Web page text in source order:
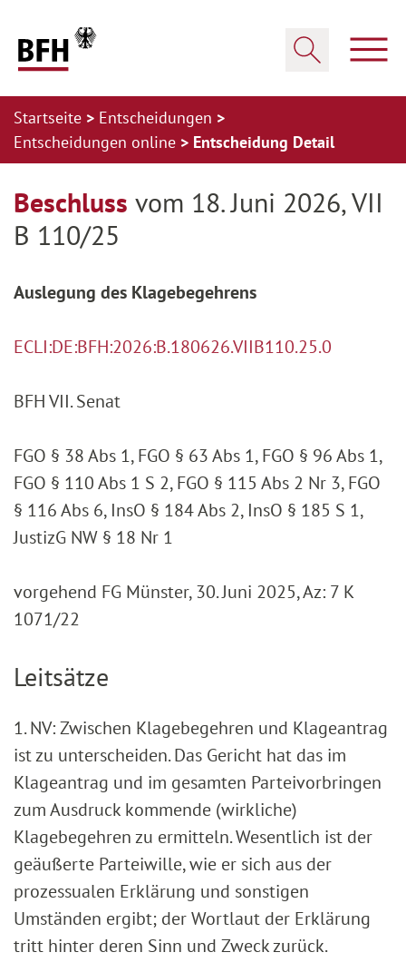
Startseite
Entscheidungen
Entscheidungen online
Entscheidung Detail
Beschluss vom 18. Juni 2026, VII
B 110/25
Auslegung des Klagebegehrens
ECLI:DE:BFH:2026:B.180626.VIIB110.25.0
BFH VII. Senat
FGO § 38 Abs 1, FGO § 63 Abs 1, FGO § 96 Abs 1,
FGO § 110 Abs 1 S 2, FGO § 115 Abs 2 Nr 3, FGO
§ 116 Abs 6, InsO § 184 Abs 2, InsO § 185 S 1,
JustizG NW § 18 Nr 1
vorgehend FG Münster, 30. Juni 2025, Az: 7 K
1071/22
Leitsätze
1. NV: Zwischen Klagebegehren und Klageantrag
ist zu unterscheiden. Das Gericht hat das im
Klageantrag und im gesamten Parteivorbringen
zum Ausdruck kommende (wirkliche)
Klagebegehren zu ermitteln. Wesentlich ist der
geäußerte Parteiwille, wie er sich aus der
prozessualen Erklärung und sonstigen
Umständen ergibt; der Wortlaut der Erklärung
tritt hinter deren Sinn und Zweck zurück.